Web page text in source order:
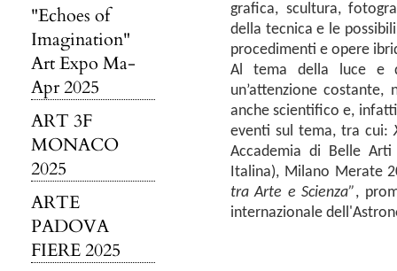
"Echoes of
Imagination"
Art Expo Ma-
Apr 2025
ART 3F
MONACO
2025
ARTE
PADOVA
FIERE 2025
grafica, scultura,
della tecnica e le
procedimenti e opere
Al tema della luce e
un’attenzione
anche scientifico e,
eventi sul tema, tra cui:
Accademia di Belle Arti
Italina), Milano Merate
tra Arte e Scienza”,
internazionale